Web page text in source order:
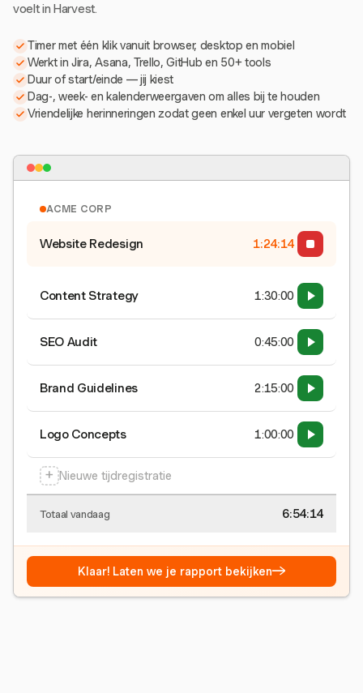
voelt in Harvest.
Timer met één klik vanuit browser, desktop en mobiel
Werkt in Jira, Asana, Trello, GitHub en 50+ tools
Duur of start/einde — jij kiest
Dag-, week- en kalenderweergaven om alles bij te houden
Vriendelijke herinneringen zodat geen enkel uur vergeten wordt
ACME CORP
Website Redesign 1:24:15
Content Strategy 1:30:00
SEO Audit 0:45:00
Brand Guidelines 2:15:00
Logo Concepts 1:00:00
+ Nieuwe tijdregistratie
Totaal vandaag 6:54:15
Klaar! Laten we je rapport bekijken→